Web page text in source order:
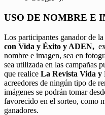
USO DE NOMBRE E
Los participantes ganador de
con Vida y Éxito y ADEN,
nombre e imagen, sea en
sea utilizada en las campañas
que realice La Revista Vida y
acreedores de ningún tipo de
imágenes se podrán tomar
favorecido en el sorteo, como
ganadores.